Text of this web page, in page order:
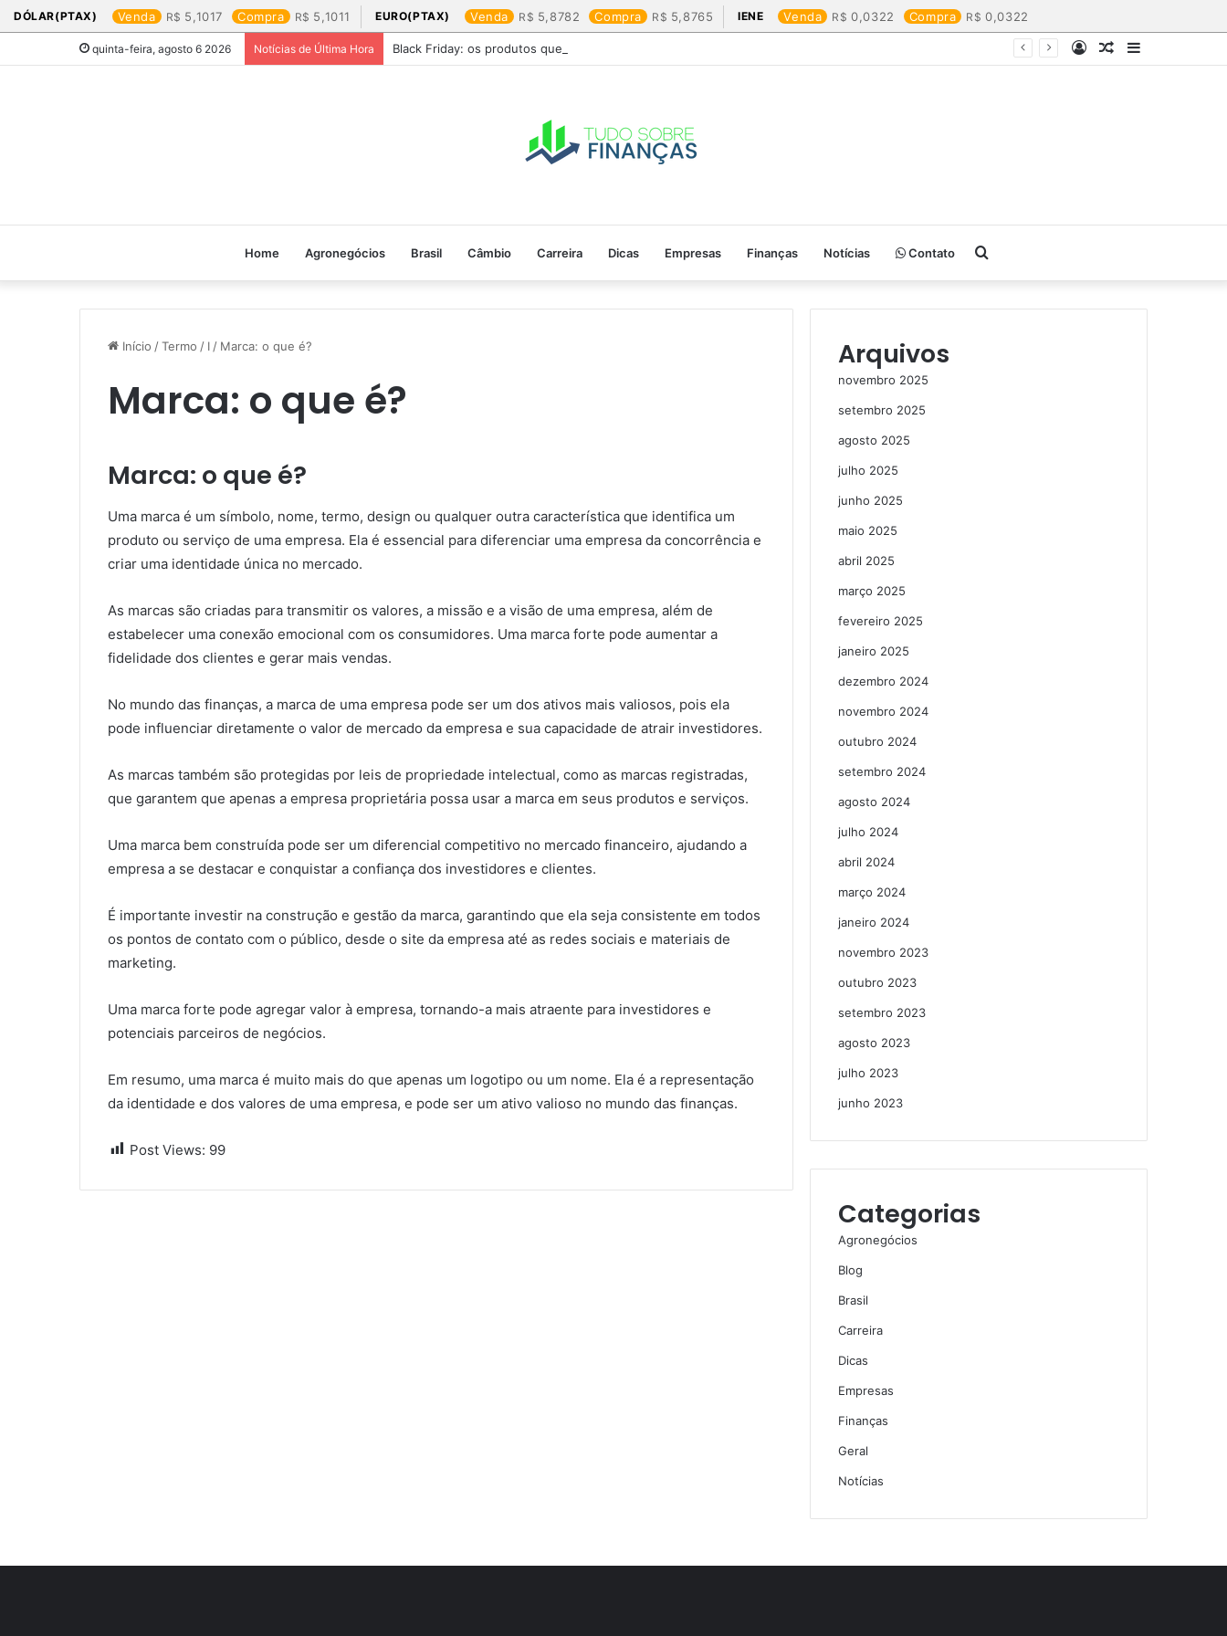
DÓLAR(PTAX) Venda 5,1017 Compra 5,1011 EURO(PTAX) Venda 5,8782 Compra 5,8765 IENE Venda 0,0322 Compra 0,0322
quinta-feira, agosto 6 2026 Notícias de Última Hora Black Friday: os produtos que mais valem a pena
Barra
Artigo
Entrar
Home Agronegócios Brasil Câmbio Carreira Dicas Empresas Finanças Notícias Contato Procurar
por
Início /Termo / I / Marca: o que é?
Marca: o que é?
Marca: o que é?
Uma marca é um símbolo, nome, termo, design ou qualquer outra característica que identifica um
produto ou serviço de uma empresa. Ela é essencial para diferenciar uma empresa da concorrência e
criar uma identidade única no mercado.
As marcas são criadas para transmitir os valores, a missão e a visão de uma empresa, além de
estabelecer uma conexão emocional com os consumidores. Uma marca forte pode aumentar a
fidelidade dos clientes e gerar mais vendas.
No mundo das finanças, a marca de uma empresa pode ser um dos ativos mais valiosos, pois ela
pode influenciar diretamente o valor de mercado da empresa e sua capacidade de atrair investidores.
As marcas também são protegidas por leis de propriedade intelectual, como as marcas registradas,
que garantem que apenas a empresa proprietária possa usar a marca em seus produtos e serviços.
Uma marca bem construída pode ser um diferencial competitivo no mercado financeiro, ajudando a
empresa a se destacar e conquistar a confiança dos investidores e clientes.
É importante investir na construção e gestão da marca, garantindo que ela seja consistente em todos
os pontos de contato com o público, desde o site da empresa até as redes sociais e materiais de
marketing.
Uma marca forte pode agregar valor à empresa, tornando-a mais atraente para investidores e
potenciais parceiros de negócios.
Em resumo, uma marca é muito mais do que apenas um logotipo ou um nome. Ela é a representação
da identidade e dos valores de uma empresa, e pode ser um ativo valioso no mundo das finanças.
Post Views: 99
Arquivos
novembro 2025
setembro 2025
agosto 2025
julho 2025
junho 2025
maio 2025
abril 2025
março 2025
fevereiro 2025
janeiro 2025
dezembro 2024
novembro 2024
outubro 2024
setembro 2024
agosto 2024
julho 2024
abril 2024
março 2024
janeiro 2024
novembro 2023
outubro 2023
setembro 2023
agosto 2023
julho 2023
junho 2023
Categorias
Agronegócios
Blog
Brasil
Carreira
Dicas
Empresas
Finanças
Geral
Notícias